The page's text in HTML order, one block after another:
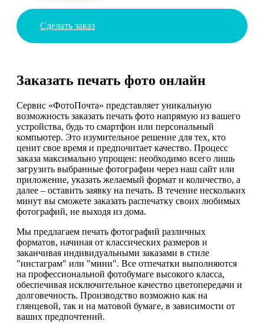
Сделать заказ
Заказать печать фото онлайн
Сервис «ФотоПочта» представляет уникальную
возможность заказать печать фото напрямую из вашего
устройства, будь то смартфон или персональный
компьютер. Это изумительное решение для тех, кто
ценит свое время и предпочитает качество. Процесс
заказа максимально упрощен: необходимо всего лишь
загрузить выбранные фотографии через наш сайт или
приложение, указать желаемый формат и количество, а
далее – оставить заявку на печать. В течение нескольких
минут вы сможете заказать распечатку своих любимых
фотографий, не выходя из дома.
Мы предлагаем печать фотографий различных
форматов, начиная от классических размеров и
заканчивая индивидуальными заказами в стиле
"инстаграм" или "мини". Все отпечатки выполняются
на профессиональной фотобумаге высокого класса,
обеспечивая исключительное качество цветопередачи и
долговечность. Производство возможно как на
глянцевой, так и на матовой бумаге, в зависимости от
ваших предпочтений.